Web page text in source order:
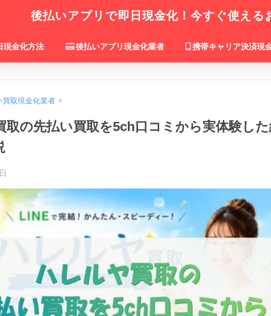
後払いアプリで即日現金化！今すぐ使える
現金化方法 後払いアプリ現金化業者 携帯キャリア決済現
買取現金化業者
取の先払い買取を5ch口コミから実体験し